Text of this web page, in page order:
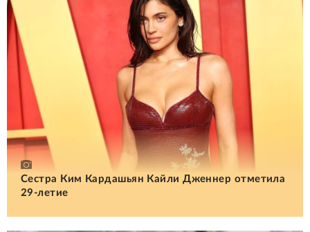
Сестра Ким Кардашьян Кайли Дженнер отметила
29-летие